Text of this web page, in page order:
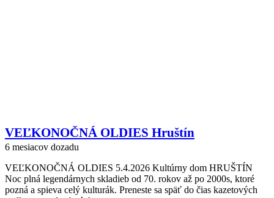
VEĽKONOČNÁ OLDIES Hruštín
6 mesiacov dozadu
VEĽKONOČNÁ OLDIES 5.4.2026 Kultúrny dom HRUŠTÍN
Noc plná legendárnych skladieb od 70. rokov až po 2000s, ktoré
pozná a spieva celý kulturák. Preneste sa späť do čias kazetových